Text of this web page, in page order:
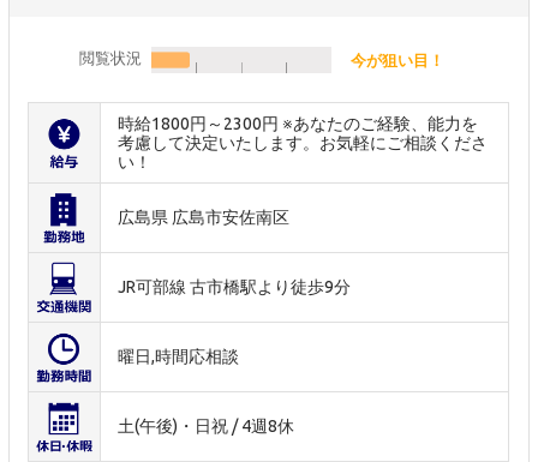
閲覧状況 今が狙い目！
時給1800円～2300円 ※あなたのご経験、能力を
考慮して決定いたします。お気軽にご相談くださ
い！
広島県 広島市安佐南区
JR可部線 古市橋駅より徒歩9分
曜日,時間応相談
土(午後)・日祝 / 4週8休